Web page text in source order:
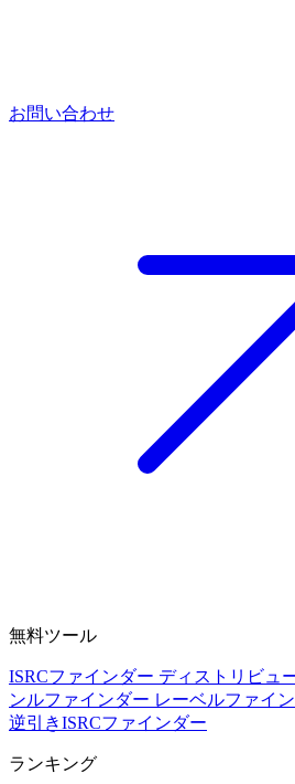
お問い合わせ
無料ツール
ISRCファインダー ディストリビュ
ンルファインダー レーベルファイ
逆引きISRCファインダー
ランキング